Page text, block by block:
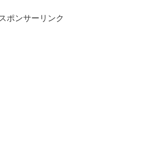
スポンサーリンク